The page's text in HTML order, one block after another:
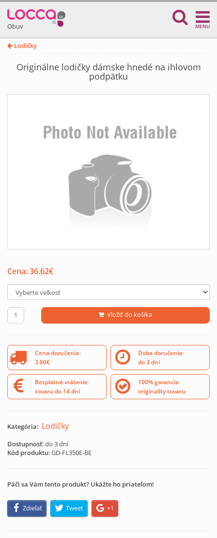
Obuv MENU
Lodičky
Originálne lodičky dámske hnedé na ihlovom
podpätku
Cena:36.62€
Vložiť do košíka
Cena doručenia:
3.80€
Doba doručenia:
do 3 dní
Bezplatné vrátenie
tovaru do 14 dní
100% garancia
originality tovaru
Kategória: Lodičky
Dostupnosť: do 3 dní
Kód produktu:GD-FL350E-BE
Páči sa Vám tento produkt? Ukážte ho priateľom!
Zdieľať Tweet +1